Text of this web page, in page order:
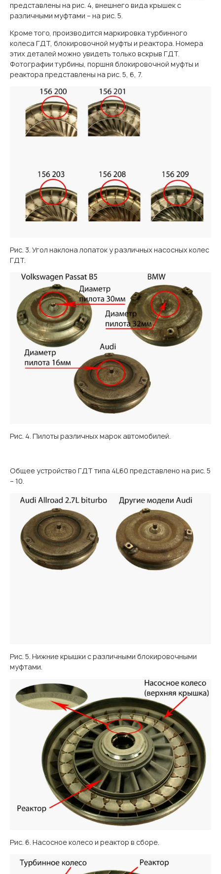
представлены на рис. 4, внешнего вида крышек с
различными муфтами – на рис. 5.
Кроме того, производится маркировка турбинного
колеса ГДТ, блокировочной муфты и реактора. Номера
этих деталей можно увидеть только вскрыв ГДТ.
Фотографии турбины, поршня блокировочной муфты и
реактора представлены на рис. 5, 6, 7.
Рис. 3. Угол наклона лопаток у различных насосных колес
ГДТ.
Рис. 4. Пилоты различных марок автомобилей.
Общее устройство ГДТ типа 4L60 представлено на рис. 5
– 10.
Рис. 5. Нижние крышки с различными блокировочными
муфтами.
Рис. 6. Насосное колесо и реактор в сборе.